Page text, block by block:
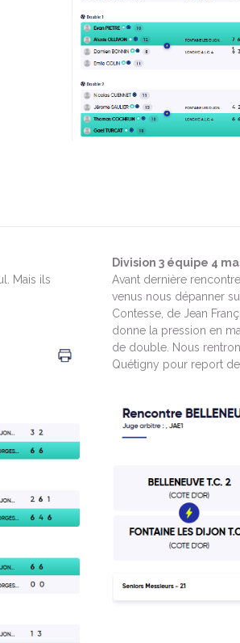
Mais ils
Division 3 équipe 4
Avant dernière
venus nous dépanner
Contesse, de Jean
donne la pression en
de double. Nous
Quétigny pour report